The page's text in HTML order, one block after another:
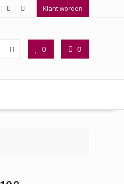
Klant worden
0 0